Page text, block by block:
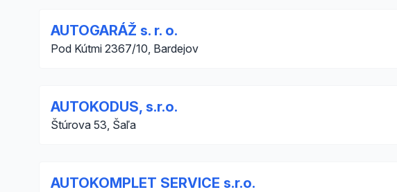
AUTOGARÁŽ s. r. o.
Pod Kútmi 2367/10, Bardejov
AUTOKODUS, s.r.o.
Štúrova 53, Šaľa
AUTOKOMPLET SERVICE s.r.o.